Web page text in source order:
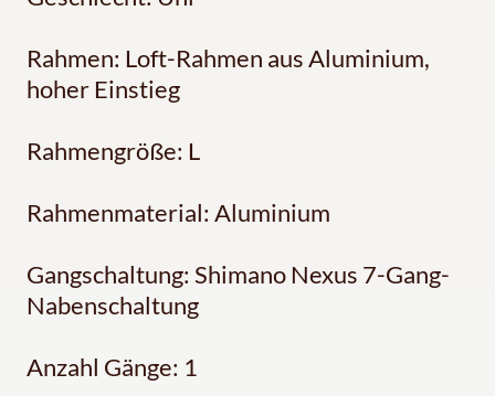
Rahmen: Loft-Rahmen aus Aluminium,
hoher Einstieg
Rahmengröße: L
Rahmenmaterial: Aluminium
Gangschaltung: Shimano Nexus 7-Gang-
Nabenschaltung
Anzahl Gänge: 1